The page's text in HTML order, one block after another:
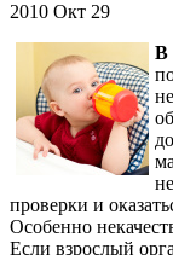
2010 Окт 29
В
проверки и
Особенно
Если взрослый